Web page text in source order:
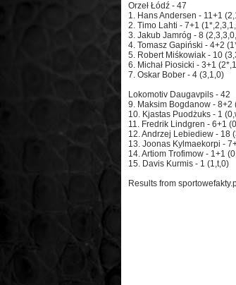
Orzeł Łódź - 47
1. Hans Andersen - 11+1
2. Timo Lahti - 7+1
3. Jakub Jamróg - 8
4. Tomasz Gapiński - 4+2
5. Robert Miśkowiak - 10
6. Michał Piosicki - 3+1
7. Oskar Bober - 4 (3,1,0)
Lokomotiv Daugavpils - 42
9. Maksim Bogdanow - 8+2
10. Kjastas Puodżuks - 1
11. Fredrik Lindgren - 6+1
12. Andrzej Lebiediew - 18
13. Joonas Kylmaekorpi -
14. Artiom Trofimow - 1+1
15. Davis Kurmis - 1 (1,t,0)
Results from